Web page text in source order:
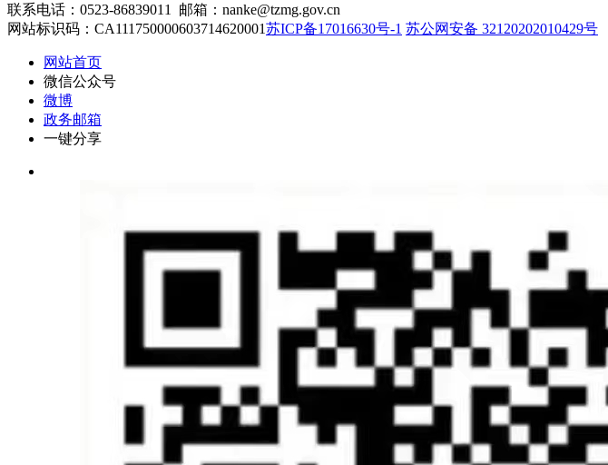
联系电话：0523-86839011 邮箱：nanke@tzmg.gov.cn
网站标识码：CA111750000603714620001苏ICP备17016630号-1 苏公网安备 32120202010429号
网站首页
微信公众号
微博
政务邮箱
一键分享